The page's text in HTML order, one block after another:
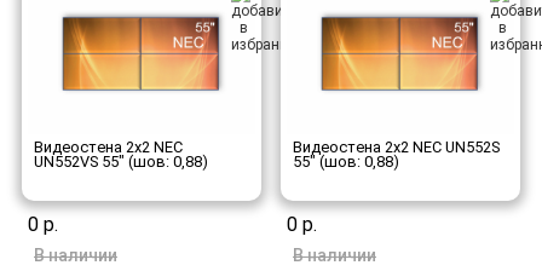
Видеостена 2x2 NEC
UN552VS 55" (шов: 0,88)
0 р.
В наличии
Видеостена 2x2 NEC UN552S
55" (шов: 0,88)
0 р.
В наличии